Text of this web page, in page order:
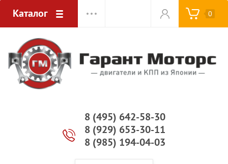
Каталог 0
8 (495) 642-58-30
8 (929) 653-30-11
8 (985) 194-04-03